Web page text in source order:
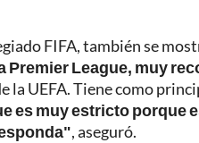
FIFA, también se
Premier League, muy
UEFA. Tiene como
es muy estricto porque
, aseguró.